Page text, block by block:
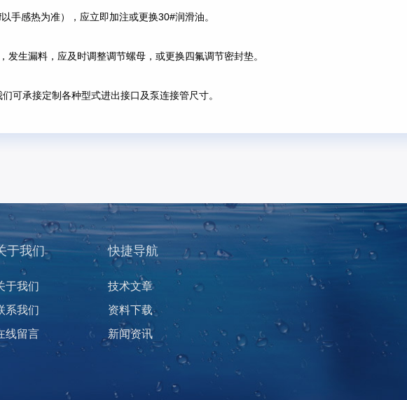
手感热为准），应立即加注或更换30#润滑油。
生漏料，应及时调整调节螺母，或更换四氟调节密封垫。
可承接定制各种型式进出接口及泵连接管尺寸。
于我们
于我们
系我们
线留言
快捷导航
技术文章
资料下载
新闻资讯